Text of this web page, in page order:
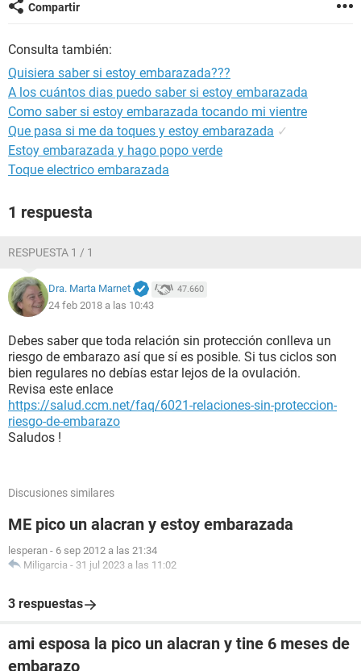
Compartir
Consulta también:
Quisiera saber si estoy embarazada???
A los cuántos dias puedo saber si estoy embarazada
Como saber si estoy embarazada tocando mi vientre
Que pasa si me da toques y estoy embarazada ✓
Estoy embarazada y hago popo verde
Toque electrico embarazada
1 respuesta
RESPUESTA 1 / 1
Dra. Marta Marnet 47.660
24 feb 2018 a las 10:43
Debes saber que toda relación sin protección conlleva un
riesgo de embarazo así que sí es posible. Si tus ciclos son
bien regulares no debías estar lejos de la ovulación.
Revisa este enlace
https://salud.ccm.net/faq/6021-relaciones-sin-proteccion-
riesgo-de-embarazo
Saludos !
Discusiones similares
ME pico un alacran y estoy embarazada
lesperan - 6 sep 2012 a las 21:34
Miligarcia - 31 jul 2023 a las 11:02
3 respuestas
ami esposa la pico un alacran y tine 6 meses de
embarazo